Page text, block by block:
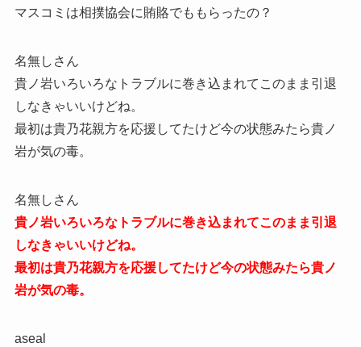
マスコミは相撲協会に賄賂でももらったの？
名無しさん
貴ノ岩いろいろなトラブルに巻き込まれてこのまま引退
しなきゃいいけどね。
最初は貴乃花親方を応援してたけど今の状態みたら貴ノ
岩が気の毒。
名無しさん
貴ノ岩いろいろなトラブルに巻き込まれてこのまま引退
しなきゃいいけどね。
最初は貴乃花親方を応援してたけど今の状態みたら貴ノ
岩が気の毒。
aseal